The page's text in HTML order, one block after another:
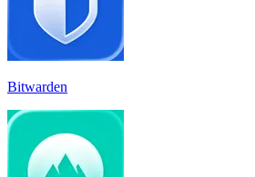
Bitwarden